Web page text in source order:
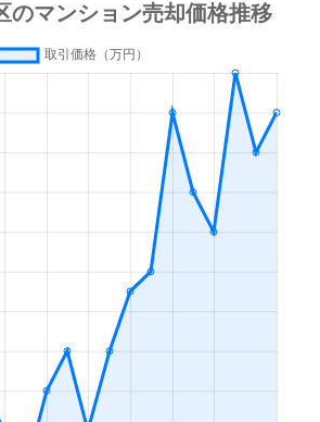
360万円
御影(阪急)
御影(阪急)
890万円
御影(阪急)
御影(阪急)
御影(阪急)
御影(阪急)
220万円
980万円